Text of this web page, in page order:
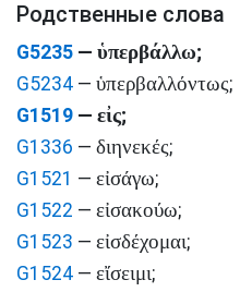
Родственные слова
G5235 — ὑπερβάλλω;
G5234 — ὑπερβαλλόντως;
G1519 — εἰς;
G1336 — διηνεκές;
G1521 — εἰσάγω;
G1522 — εἰσακούω;
G1523 — εἰσδέχομαι;
G1524 — εἴσειμι;